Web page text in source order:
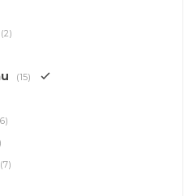
(2)
(15)
(7)